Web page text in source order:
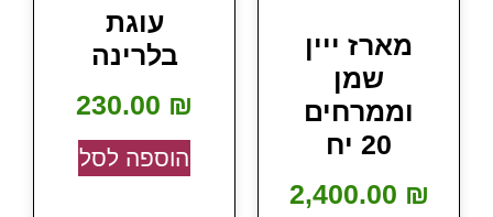
מארז ייין
שמן
וממרחים
20 יח
2,400.00 ₪
עוגת
בלרינה
230.00 ₪
הוספה לסל